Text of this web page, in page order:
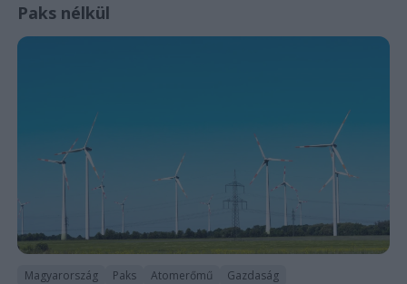
Paks nélkül
Magyarország Paks Atomerőmű Gazdaság